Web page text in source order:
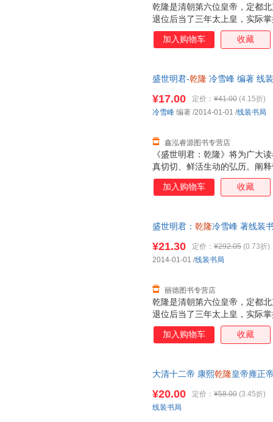
乾隆是清朝第六位皇帝，定都
退位后当了三年太上皇，实际
历史上执政时间最长的皇帝。
民族国家的发展，六次下江南
加入购物车 收藏
盛世明君-乾隆 冷雪峰 编著 线
《盛世明君：乾隆》将为广大
真切切、鲜活生动的弘历。阐
奇画卷。
¥17.00 定价： ¥41.00 (4.15折)
鑫泓睿源图书专营店
冷雪峰 编著 /2014-01-01 /线装书局
加入购物车 收藏
盛世明君： 乾隆冷雪峰 著线装
乾隆是清朝第六位皇帝，定都
退位后当了三年太上皇，实际
史上执政时间长的皇帝。乾隆
国家的发展，六次下江南，文
¥21.30 定价： ¥292.05 (0.73折)
丽德图书专营店
2014-01-01 /线装书局
加入购物车 收藏
大清十二帝 康熙乾隆皇帝雍正
¥20.00 定价： ¥58.00 (3.45折)
线装书局